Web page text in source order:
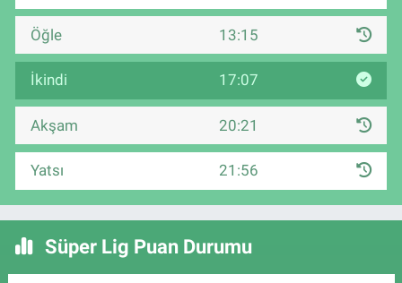
Öğle 13:15
İkindi 17:07
Akşam 20:21
Yatsı 21:56
Süper Lig Puan Durumu